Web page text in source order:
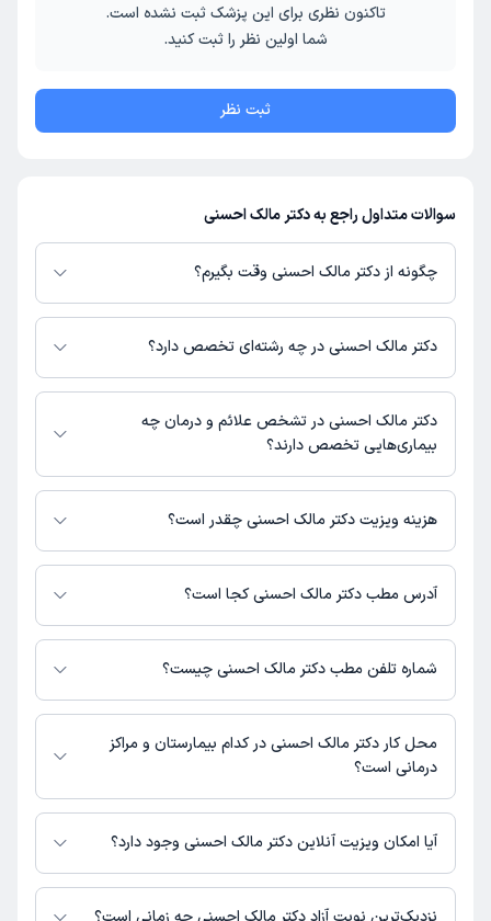
تاکنون نظری برای این پزشک ثبت نشده است.
شما اولین نظر را ثبت کنید.
ثبت نظر
سوالات متداول راجع به دکتر مالک احسنی
چگونه از دکتر مالک احسنی وقت بگیرم؟
در صورتی کهدکتر مالک احسنیدارای پروفایل فعال و نوبت‌دهی باز در پلتفرم
دکترتو باشند، می‌توانید از طریق این پلتفرم برای دریافت نوبت اقدام کنید. در
مطب، شماره تماس، برنامه حضور در مطب، تصاویر پزشک، ساعات کاری و سایر
اطلاعات مرتبط با خدمات پزشکی و نوبت‌گیری ممکن است در پروفایل ایشان در
دکترتو در دسترس باشد
دکتر مالک احسنی در چه رشته‌ای تخصص دارد؟
دکتر مالک احسنی در رشته‌های زیر (پزشکی) تخصص دارند:
عمومی
دکتر مالک احسنی در تشخص علائم و درمان چه
بیماری‌هایی تخصص دارند؟
دکتر مالک احسنی در تشخیص علائم و درمان بیماری‌های مرتبط با عمومی
فعالیت می‌کنند.
هزینه ویزیت دکتر مالک احسنی چقدر است؟
برای اطلاع از هزینه ویزیت دکتر مالک احسنی، لازم است با مطب تماس بگیرید.
آدرس مطب دکتر مالک احسنی کجا است؟
اطلاعات مربوط به آدرس مطب دکتر مالک احسنی در حال حاضر در دسترس
نیست. برای دریافت اطلاعات دقیق‌تر، لطفاً با مطب تماس بگیرید.
شماره تلفن مطب دکتر مالک احسنی چیست؟
شماره تماس مطب دکتر مالک احسنی در حال حاضر در این صفحه ثبت نشده
محل کار دکتر مالک احسنی در کدام بیمارستان و مراکز
درمانی است؟
اطلاعاتی درباره محل فعالیت دکتر مالک احسنی در مراکز درمانی در دسترس
نیست.
آیا امکان ویزیت آنلاین دکتر مالک احسنی وجود دارد؟
در حال حاضر اطلاعاتی درباره ارائه ویزیت آنلاین توسط دکتر مالک احسنی در
دسترس نیست. برای دریافت اطلاعات دقیق‌تر، لطفاً با مطب تماس بگیرید.